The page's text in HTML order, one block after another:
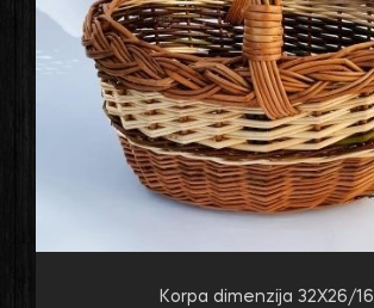
Korpa dimenzija 32X26/16